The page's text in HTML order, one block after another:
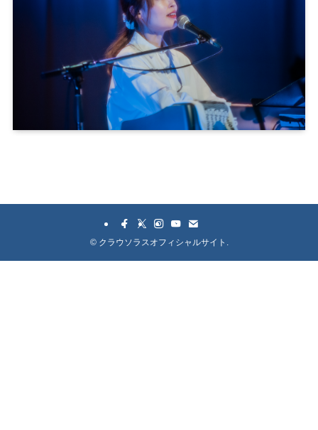
©クラウソラスオフィシャルサイト.